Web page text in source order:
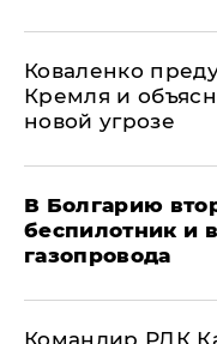
Коваленко
Кремля и
новой угрозе
В Болгарию
беспилотник и
газопровода
Командир РДК